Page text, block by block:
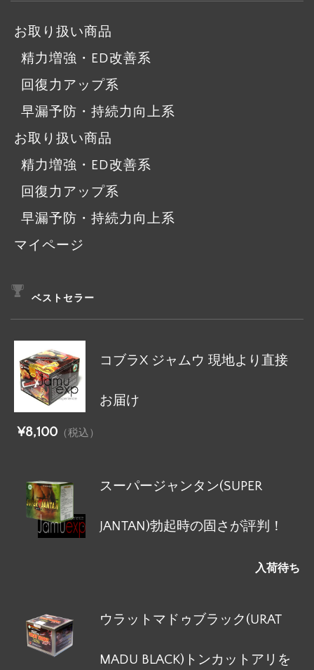
お取り扱い商品
精力増強・ED改善系
回復力アップ系
早漏予防・持続力向上系
お取り扱い商品
精力増強・ED改善系
回復力アップ系
早漏予防・持続力向上系
マイページ
ベストセラー
コブラX ジャムウ 現地より直接
お届け
¥8,100 （税込）
スーパージャンタン(SUPER
JANTAN)勃起時の固さが評判！
入荷待ち
ウラットマドゥブラック(URAT
MADU BLACK)トンカットアリを